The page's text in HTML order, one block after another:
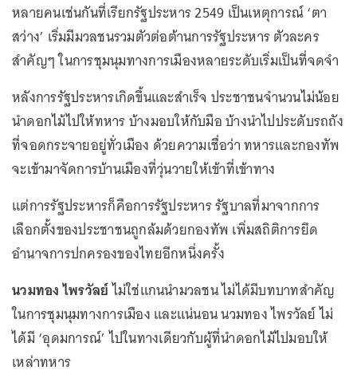
หลายคนเช่นกันที่เรียกรัฐประหาร 2549 เป็นเหตุการณ์ ‘ตา
สว่าง’ เริ่มมีมวลชนรวมตัวต่อต้านการรัฐประหาร ตัวละคร
สำคัญๆ ในการชุมนุมทางการเมืองหลายระดับเริ่มเป็นที่จดจำ
หลังการรัฐประหารเกิดขึ้นและสำเร็จ ประชาชนจำนวนไม่น้อย
นำดอกไม้ไปให้ทหาร บ้างมอบให้กับมือ บ้างนำไปประดับรถถัง
ที่จอดกระจายอยู่ทั่วเมือง ด้วยความเชื่อว่า ทหารและกองทัพ
จะเข้ามาจัดการบ้านเมืองที่วุ่นวายให้เข้าที่เข้าทาง
แต่การรัฐประหารก็คือการรัฐประหาร รัฐบาลที่มาจากการ
เลือกตั้งของประชาชนถูกล้มด้วยกองทัพ เพิ่มสถิติการยึด
อำนาจการปกครองของไทยอีกหนึ่งครั้ง
นวมทอง ไพรวัลย์ไม่ใช่แกนนำมวลชน ไม่ได้มีบทบาทสำคัญ
ในการชุมนุมทางการเมือง และแน่นอน นวมทอง ไพรวัลย์ ไม่
ได้มี ‘อุดมการณ์’ ไปในทางเดียวกับผู้ที่นำดอกไม้ไปมอบให้
เหล่าทหาร